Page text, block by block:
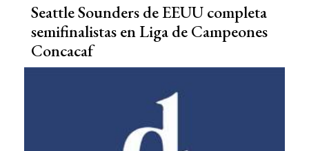
Seattle Sounders de EEUU completa
semifinalistas en Liga de Campeones
Concacaf